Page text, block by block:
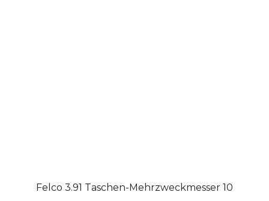
Felco 3.91 Taschen-Mehrzweckmesser 10